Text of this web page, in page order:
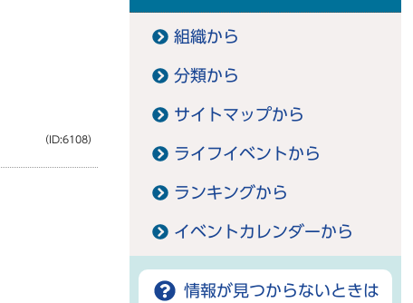
（ID:6108）
組織から
分類から
サイトマップから
ライフイベントから
ランキングから
イベントカレンダーから
情報が見つからないときは